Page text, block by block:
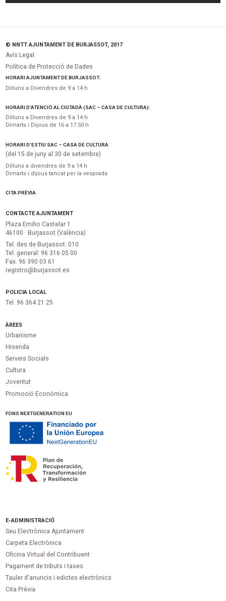
© NNTT AJUNTAMENT DE BURJASSOT, 2017
Avís Legal
Política de Protecció de Dades
HORARI AJUNTAMENT DE BURJASSOT:
Dilluns a Divendres de 9 a 14 h
HORARI D’ATENCIÓ AL CIUTADÀ (SAC – CASA DE CULTURA):
Dilluns a Divendres de 9 a 14 h
Dimarts i Dijous de 16 a 17:50 h
HORARI D’ESTIU SAC – CASA DE CULTURA
(del 15 de juny al 30 de setembre)
Dilluns a divendres de 9 a 14 h
Dimarts i dijous tancat per la vesprada
CITA PRÈVIA
CONTACTE AJUNTAMENT
Plaza Emilio Castelar 1
46100 · Burjassot (València)
Tel. des de Burjassot: 010
Tel. general: 96 316 05 00
Fax. 96 390 03 61
registro@burjassot.es
POLICIA LOCAL
Tel. 96 364 21 25
ÀREES
Urbanisme
Hisenda
Serveis Socials
Cultura
Joventut
Promoció Econòmica
FONS NEXTGENERATION EU
E-ADMINISTRACIÓ
Seu Electrònica Ajuntament
Carpeta Electrònica
Oficina Virtual del Contribuent
Pagament de tributs i tases
Tauler d'anuncis i edictes electrònics
Cita Prèvia